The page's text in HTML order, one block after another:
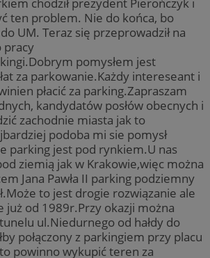
chodził prezydent Pierończyk i
ten problem. Nie do końca, bo
UM. Teraz się przeprowadził na
pracy
pomysłem jest
za parkowanie.Każdy intereseant i
płacić za parking.Zapraszam
kandydatów posłów obecnych i
zachodnie miasta jak to
podoba mi sie pomysł
parking jest pod rynkiem.U nas
ziemią jak w Krakowie,więc można
Jana Pawła II parking podziemny
to jest drogie rozwiązanie ale
już od 1989r.Przy okazji można
ul.Niedurnego od hałdy do
połączony z parkingiem przy placu
powinno wykupić teren za